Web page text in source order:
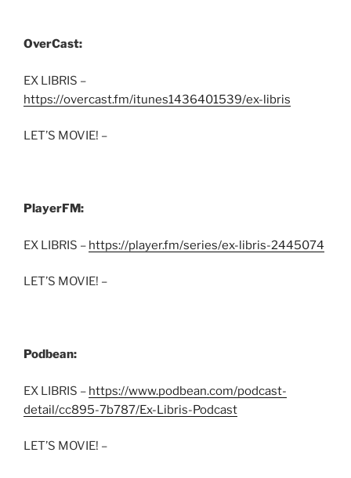
OverCast:
EX LIBRIS –
https://overcast.fm/itunes1436401539/ex-libris
LET’S MOVIE! –
PlayerFM:
EX LIBRIS – https://player.fm/series/ex-libris-2445074
LET’S MOVIE! –
Podbean:
EX LIBRIS – https://www.podbean.com/podcast-
detail/cc895-7b787/Ex-Libris-Podcast
LET’S MOVIE! –